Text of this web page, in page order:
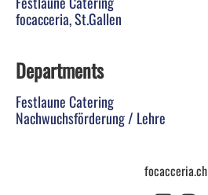
focacceria, St.Gallen
Departments
Festlaune Catering
Nachwuchsförderung / Lehre
focacceria.ch